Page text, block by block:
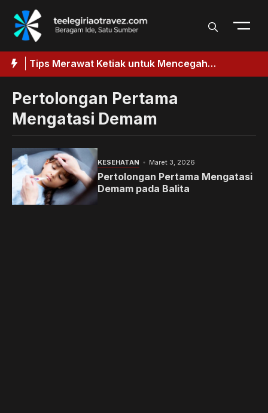
Langsung
Tips Merawat Ketiak untuk Mencegah
Penggelapan
Pertolongan Pertama
Mengatasi Demam
KESEHATAN Maret 3, 2026
Pertolongan Pertama Mengatasi
Demam pada Balita